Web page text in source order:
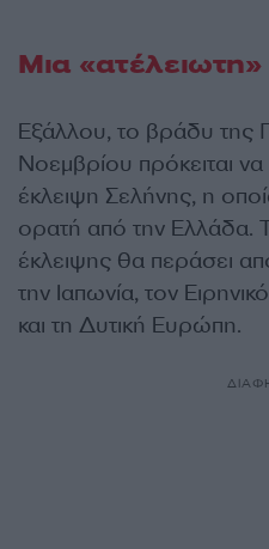
Μια
Εξάλλου, το βράδυ της
Νοεμβρίου πρόκειται να
έκλειψη Σελήνης, η
ορατή από την Ελλάδα.
έκλειψης θα περάσει
την Ιαπωνία, τον
και τη Δυτική Ευρώπη.